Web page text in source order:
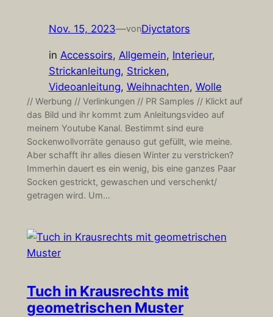
Nov. 15, 2023—vonDiyctators
in Accessoirs, Allgemein, Interieur
Strickanleitung, Stricken
Videoanleitung, Weihnachten, Wolle
// Werbung // Verlinkungen // PR Samples // Klickt auf
das Bild und ihr kommt zum Anleitungsvideo auf
meinem Youtube Kanal. Bestimmt sind eure
Sockenwollvorräte genauso gut gefüllt, wie meine.
Aber schafft ihr alles diesen Winter zu verstricken?
Immerhin dauert es ein wenig, bis eine ganzes Paar
Socken gestrickt, gewaschen und verschenkt/
getragen wird. Um…
Tuch in Krausrechts mit
geometrischen Muster